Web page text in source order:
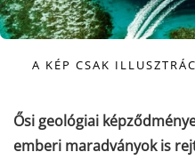
A KÉP CSAK
Ősi geológiai
emberi maradványok is